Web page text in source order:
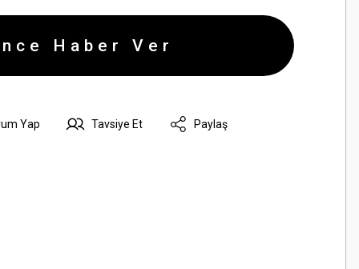
Haber Ver
Yap Tavsiye Et Paylaş